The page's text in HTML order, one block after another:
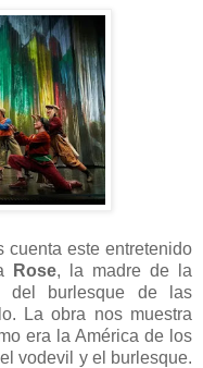
cuenta este entretenido
Rose, la madre de la
del burlesque de las
La obra nos muestra
era la América de los
vodevil y el burlesque.